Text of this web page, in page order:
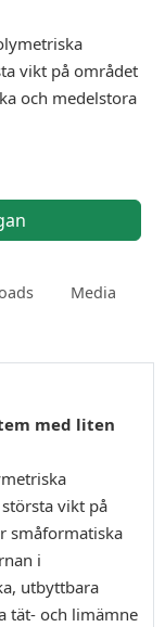
vikt på området
och medelstora
Media
med liten
vikt på
småformatiska
i
utbyttbara
tät- och limämne